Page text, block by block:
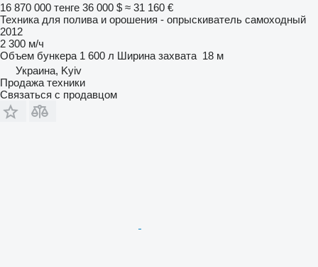
16 870 000 тенге 36 000 $ ≈ 31 160 €
Техника для полива и орошения - опрыскиватель самоходный
2012
2 300 м/ч
Объем бункера 1 600 л Ширина захвата 18 м
Украина, Kyiv
Продажа техники
Связаться с продавцом